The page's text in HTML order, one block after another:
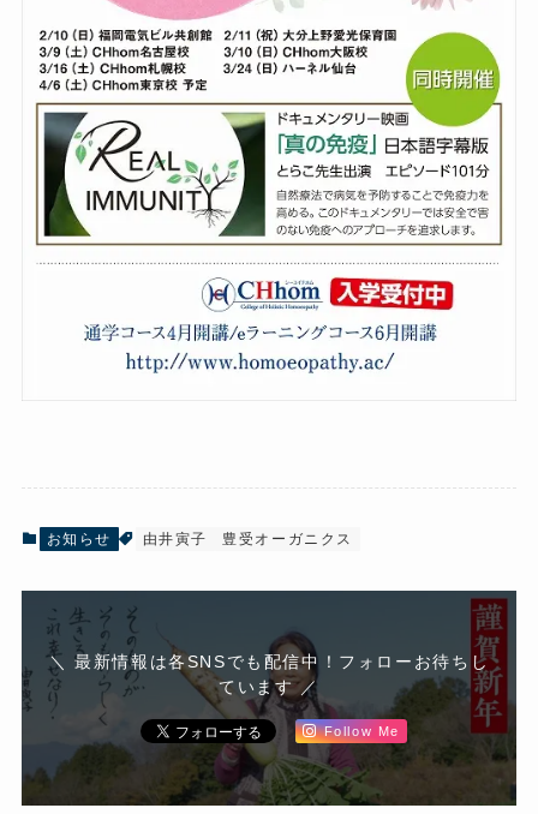
お知らせ 由井寅子 豊受オーガニクス
＼ 最新情報は各SNSでも配信中！フォローお待ちし
ています ／
Follow Me